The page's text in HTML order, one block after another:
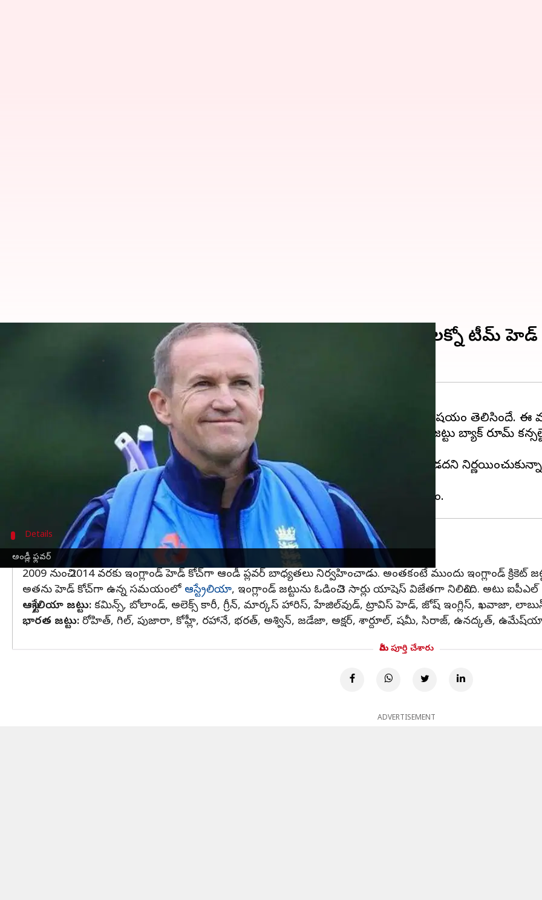
అండ్లీ ఫ్లవర్
రోహిత్ సేనను అడ్డుకునేందుకు ఆసీస్ కీలక నిర్ణయం.. రంగంలోకి లక్నో టీమ్
ఫైనల్ మ్యాచుతో పాటు త్వరలో ఇంగ్లాండ్ తో జరిగే యాషెస్ సిరీస్ కోసం తమ జట్టు బ్యాక్ రూమ్
వరల్డ్ టెస్టు ఛాంపియన్ షిప్ ను కైవసం చేసుకొనేందుకు కంగారులు ఏ అవకాశాన్ని వదలుకోకూడదని
మార్గాలను ఆసీస్ అన్వేషిస్తోంది.
Details
ప్రపంచ టెస్ట్ ఛాంపియన్‌షిప్ ఫైనల్ కోసం ఇరు జట్లలోని సభ్యులు!
2009 నుంచి 2014 వరకు ఇంగ్లాండ్ హెడ్ కోచ్‌గా ఆండీ ప్లవర్ బాధ్యతలు నిర్వహించాడు. అంతకంటే ముందు ఇంగ్లాండ్ క్రికెట్
అతను హెడ్ కోచ్‌గా ఉన్న సమయంలో ఆస్ట్రేలియా, ఇంగ్లాండ్ జట్టును ఓడించి 3 సార్లు యాషెస్ విజేతగా నిలిచింది. అటు
ఆస్ట్రేలియా జట్టు: కమిన్స్, బోలాండ్, అలెక్స్ కారీ, గ్రీన్, మార్కస్ హారిస్, హేజిల్‌వుడ్, ట్రావిస్ హెడ్, జోష్ ఇంగ్లిస్, ఖవాజా,
భారత జట్టు: రోహిత్, గిల్, పుజారా, కోహ్లీ, రహానే, భరత్, అశ్విన్, జడేజా, అక్షర్, శార్దూల్, షమీ, సిరాజ్, ఉనద్కత్,
మీరు పూర్తి చేశారు
ADVERTISEMENT